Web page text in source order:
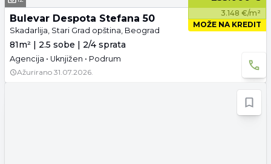
3.148 €/m²
MOŽE NA KREDIT
Bulevar Despota Stefana 50
Skadarlija, Stari Grad opština, Beograd
81m² | 2.5 sobe | 2/4 sprata
Agencija • Uknjižen • Podrum
Ažurirano 31.07.2026.